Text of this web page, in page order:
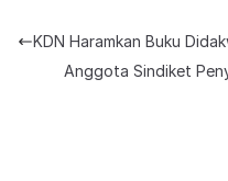
KDN Haramkan Buku
Anggota Sindiket